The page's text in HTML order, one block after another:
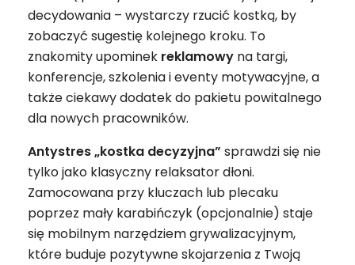
decydowania – wystarczy rzucić kostką, by
zobaczyć sugestię kolejnego kroku. To
znakomity upominek reklamowy na targi,
konferencje, szkolenia i eventy motywacyjne, a
także ciekawy dodatek do pakietu powitalnego
dla nowych pracowników.
Antystres „kostka decyzyjna” sprawdzi się nie
tylko jako klasyczny relaksator dłoni.
Zamocowana przy kluczach lub plecaku
poprzez mały karabińczyk (opcjonalnie) staje
się mobilnym narzędziem grywalizacyjnym,
które buduje pozytywne skojarzenia z Twoją